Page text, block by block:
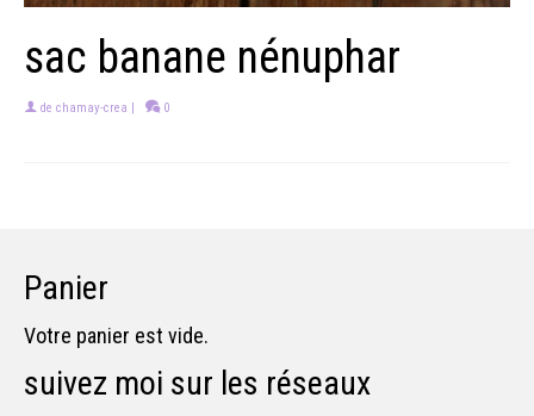
sac banane nénuphar
de chamay-crea | 0
Panier
Votre panier est vide.
suivez moi sur les réseaux